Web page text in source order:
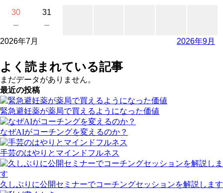
30
－
31
－
2026年7月 2026年9月
よく読まれている記事
まだデータがありません。
最近の投稿
緊急避妊薬が薬局で買えるようになった価値
なぜAIがコーチングを変えるのか？
手芸のはやりとマインドフルネス
久しぶりに公開セミナーでコーチングセッションを解説します